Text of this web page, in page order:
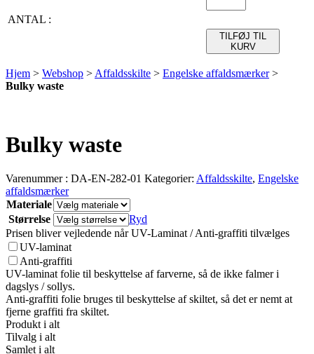
ANTAL :
TILFØJ TIL
KURV
Hjem > Webshop > Affaldsskilte > Engelske affaldsmærker>
Bulky waste
Bulky waste
Varenummer : DA-EN-282-01 Kategorier: Affaldsskilte, Engelske
affaldsmærker
Materiale
Størrelse
Ryd
Prisen bliver vejledende når UV-Laminat / Anti-graffiti tilvælges
UV-laminat
Anti-graffiti
UV-laminat folie til beskyttelse af farverne, så de ikke falmer i
dagslys / sollys.
Anti-graffiti folie bruges til beskyttelse af skiltet, så det er nemt at
fjerne graffiti fra skiltet.
Produkt i alt
Tilvalg i alt
Samlet i alt